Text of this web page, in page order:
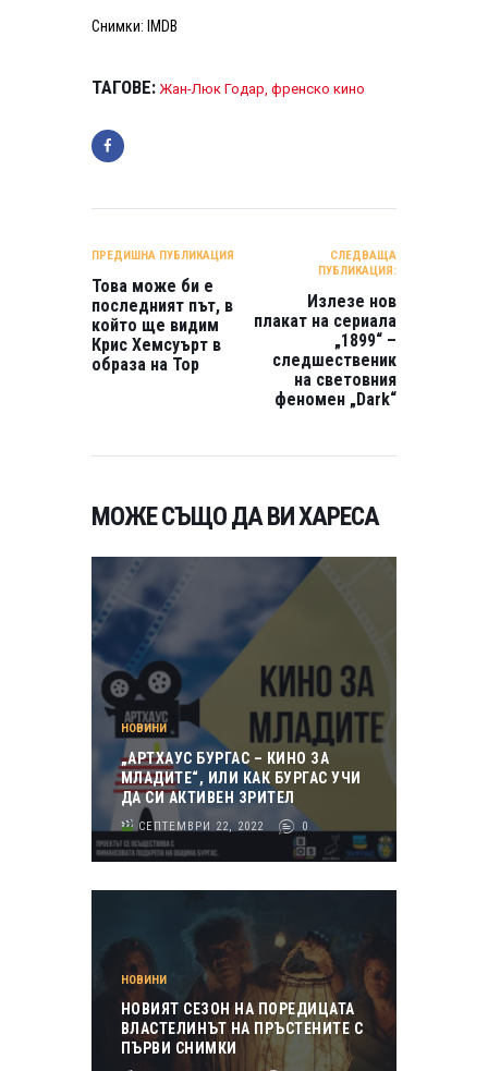
Снимки: IMDB
ТАГОВЕ: Жан-Люк Годар, френско кино
ПРЕДИШНА ПУБЛИКАЦИЯ
Това може би е
последният път, в
който ще видим
Крис Хемсуърт в
образа на Тор
СЛЕДВАЩА
ПУБЛИКАЦИЯ:
Излезе нов
плакат на сериала
„1899“ –
следшественик
на световния
феномен „Dark“
МОЖЕ СЪЩО ДА ВИ ХАРЕСА
НОВИНИ
„АРТХАУС БУРГАС – КИНО ЗА
МЛАДИТЕ“, ИЛИ КАК БУРГАС УЧИ
ДА СИ АКТИВЕН ЗРИТЕЛ
СЕПТЕМВРИ 22, 2022 0
НОВИНИ
НОВИЯТ СЕЗОН НА ПОРЕДИЦАТА
ВЛАСТЕЛИНЪТ НА ПРЪСТЕНИТЕ С
ПЪРВИ СНИМКИ